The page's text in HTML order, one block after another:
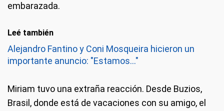
embarazada.
Leé también
Alejandro Fantino y Coni Mosqueira hicieron un
importante anuncio: "Estamos..."
Miriam tuvo una extraña reacción. Desde Buzios,
Brasil, donde está de vacaciones con su amigo, el